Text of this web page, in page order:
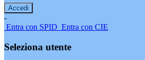
-
Entra con SPID Entra con CIE
Seleziona utente